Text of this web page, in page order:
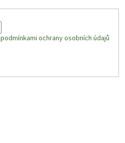
podmínkami ochrany osobních údajů